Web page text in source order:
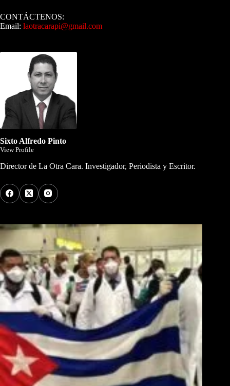
CONTÁCTENOS:
Email: laotracarapi@gmail.com
Sixto Alfredo Pinto
View Profile
Director de La Otra Cara. Investigador, Periodista y Escritor.